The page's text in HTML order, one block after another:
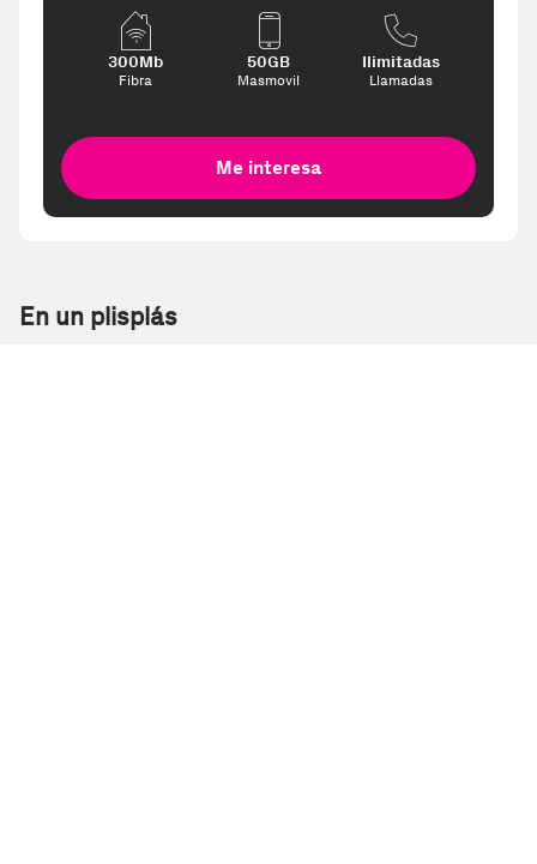
300Mb
Fibra
50GB
Masmovil
Ilimitadas
Llamadas
Me interesa
En un plisplás